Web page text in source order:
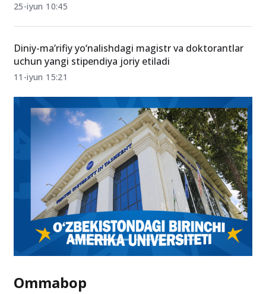
25-iyun 10:45
Diniy-ma’rifiy yo‘nalishdagi magistr va doktorantlar
uchun yangi stipendiya joriy etiladi
11-iyun 15:21
Ommabop